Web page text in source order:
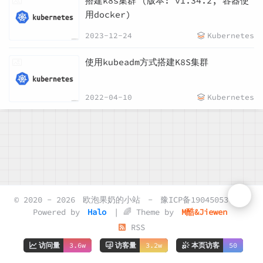
用docker)
2023-12-24 Kubernetes
使用kubeadm方式搭建K8S集群
2022-04-10 Kubernetes
© 2020 - 2026 欧泡果奶的小站 -
豫ICP备19045053号-2
Powered by
Halo | 🌈 Theme by
M酷&Jiewen
RSS
访问量 3.6w 访客量 3.2w 本页访客 50